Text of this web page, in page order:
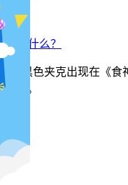
剩什么？
着黑色夹克出现在《
线。
？